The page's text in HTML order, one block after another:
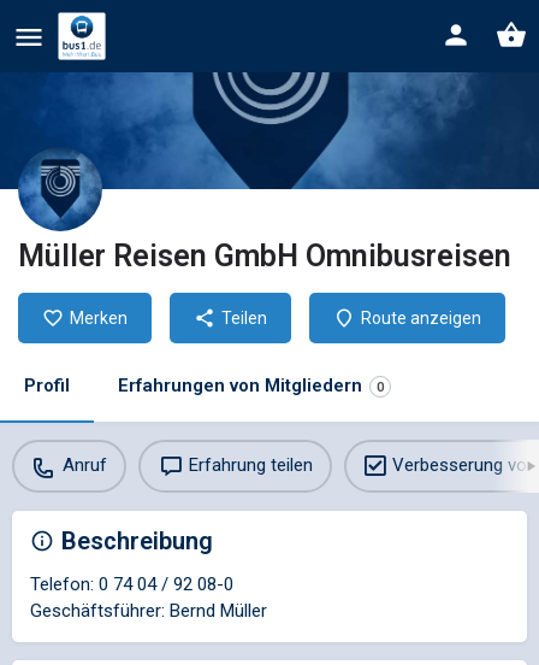
Müller Reisen GmbH Omnibusreisen
Merken Teilen Route anzeigen
Profil Erfahrungen von Mitgliedern 0
Anruf Erfahrung teilen Verbesserung
Beschreibung
Telefon: 0 74 04 / 92 08-0
Geschäftsführer: Bernd Müller